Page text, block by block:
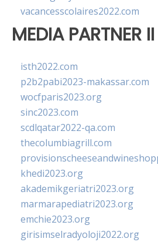
vacancesscolaires2022.com
MEDIA PARTNER II
isth2022.com
p2b2pabi2023-makassar.com
wocfparis2023.org
sinc2023.com
scdlqatar2022-qa.com
thecolumbiagrill.com
khedi2023.org
akademikgeriatri2023.org
marmarapediatri2023.org
emchie2023.org
girisimselradyoloji2022.org